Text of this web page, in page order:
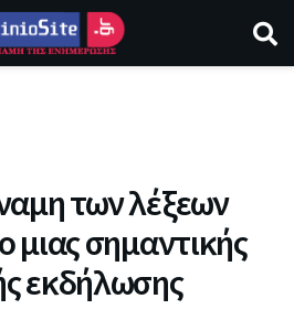
των λέξεων
μιας σημαντικής
εκδήλωσης